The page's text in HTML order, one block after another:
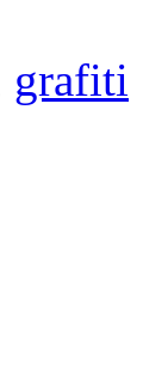
grafiti